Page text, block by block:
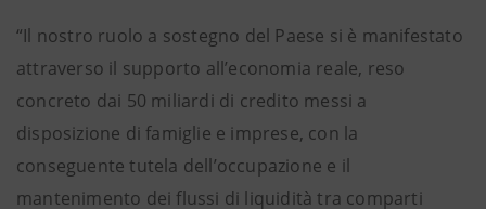
“Il nostro ruolo a sostegno del Paese si è manifestato
attraverso il supporto all’economia reale, reso
concreto dai 50 miliardi di credito messi a
disposizione di famiglie e imprese, con la
conseguente tutela dell’occupazione e il
mantenimento dei flussi di liquidità tra comparti